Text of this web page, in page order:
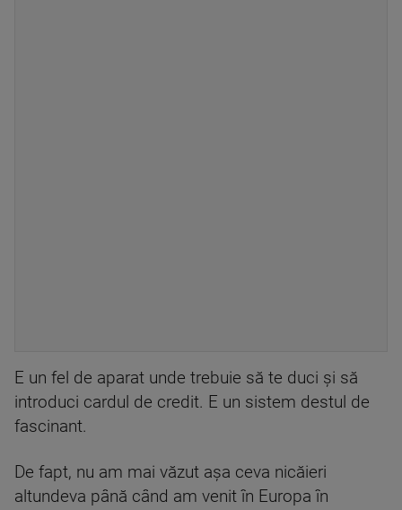
E un fel de aparat unde trebuie să te duci și să
introduci cardul de credit. E un sistem destul de
fascinant.
De fapt, nu am mai văzut așa ceva nicăieri
altundeva până când am venit în Europa în